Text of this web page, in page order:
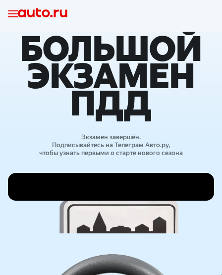
БОЛЬШОЙ
ЭКЗАМЕН
ПДД
Экзамен завершён.
Подписывайтесь на Телеграм Авто.ру,
чтобы узнать первыми о старте нового сезона